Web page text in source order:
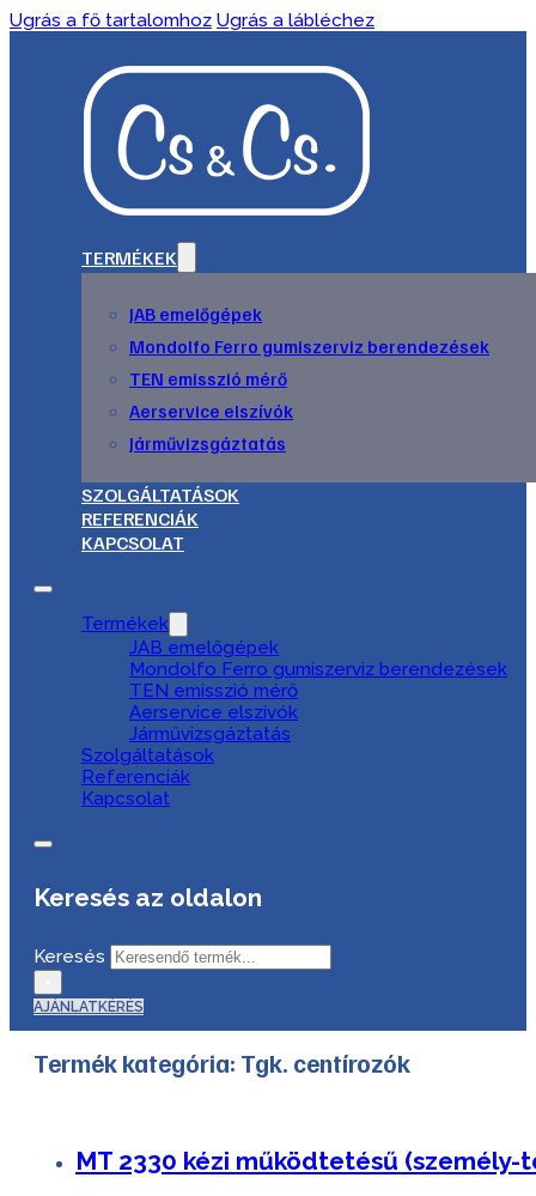
Ugrás a fő tartalomhoz Ugrás a lábléchez
TERMÉKEK
JAB emelőgépek
Mondolfo Ferro gumiszerviz berendezések
TEN emisszió mérő
Aerservice elszívók
Járművizsgáztatás
SZOLGÁLTATÁSOK
REFERENCIÁK
KAPCSOLAT
Termékek
JAB emelőgépek
Mondolfo Ferro gumiszerviz berendezések
TEN emisszió mérő
Aerservice elszívók
Járművizsgáztatás
Szolgáltatások
Referenciák
Kapcsolat
Keresés az oldalon
Keresés
AJÁNLATKÉRÉS
Termék kategória: Tgk. centírozók
MT 2330 kézi működtetésű